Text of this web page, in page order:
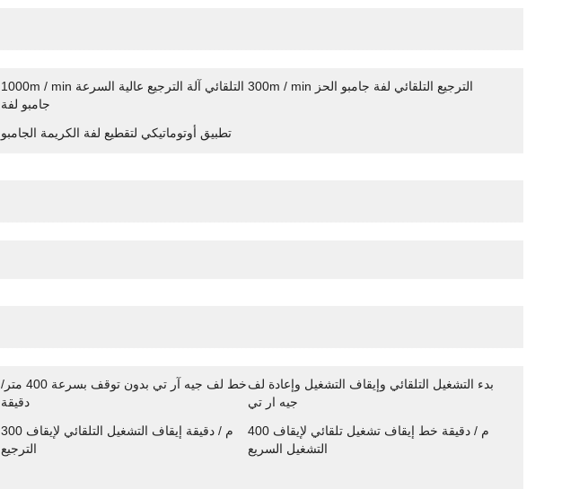
1000m / min التلقائي آلة الترجيع عالية السرعة
جامبو لفة
300m / min الترجيع التلقائي لفة جامبو الحز
تطبيق أوتوماتيكي لتقطيع لفة الكريمة الجامبو
خط لف جيه آر تي بدون توقف بسرعة 400 متر/
دقيقة
بدء التشغيل التلقائي وإيقاف التشغيل وإعادة لف
جيه ار تي
300 م / دقيقة إيقاف التشغيل التلقائي لإيقاف
الترجيع
400 م / دقيقة خط إيقاف تشغيل تلقائي لإيقاف
التشغيل السريع